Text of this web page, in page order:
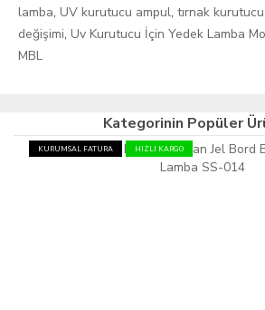
lamba, UV kurutucu ampul, tırnak
değişimi, Uv Kurutucu İçin Yedek Lamba
MBL
Kategorinin Popüler
KURUMSAL FATURA HIZLI KARGO